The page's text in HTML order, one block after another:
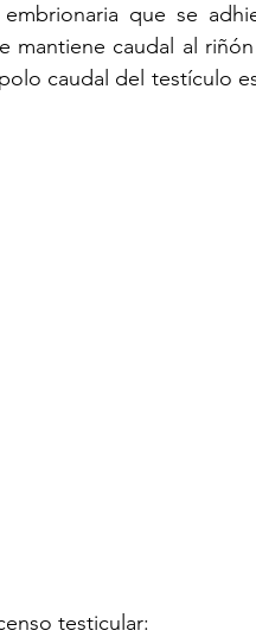
que se
mantiene caudal al
caudal del testículo
testicular: